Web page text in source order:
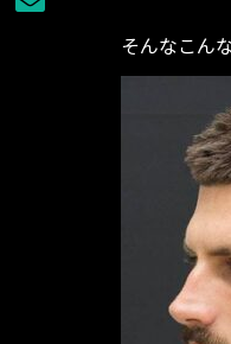
そんなこん